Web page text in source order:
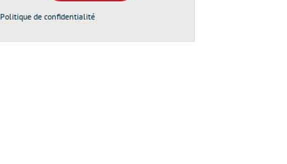
Politique de confidentialité